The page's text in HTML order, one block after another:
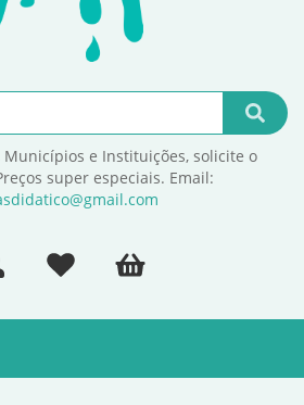
Municípios e Instituições, solicite o
super especiais. Email: